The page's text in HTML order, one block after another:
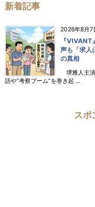
新着記事
2026年8月7
『
声も「求人
の真相
堺雅人主
語や“考察ブーム”を巻き起 ...
スポ